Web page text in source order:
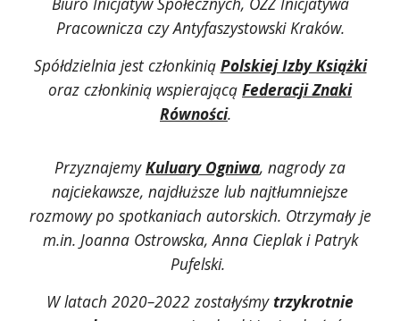
Pracownicza czy Antyfaszystowski Kraków.
Spółdzielnia jest członkinią Polskiej Izby Książki
oraz członkinią wspierającą Federacji Znaki
Równości.
PrzyznajemyKuluary Ogniwa, nagrody za
najciekawsze, najdłuższe lub najtłumniejsze
rozmowy po spotkaniach autorskich. Otrzymały je
m.in. Joanna Ostrowska, Anna Cieplak i Patryk
Pufelski.
W latach 2020–2022 zostałyśmy trzykrotnie